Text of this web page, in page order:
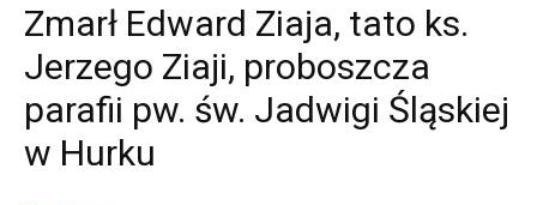
Zmarł Edward Ziaja, tato ks.
Jerzego Ziaji, proboszcza
parafii pw. św. Jadwigi Śląskiej
w Hurku